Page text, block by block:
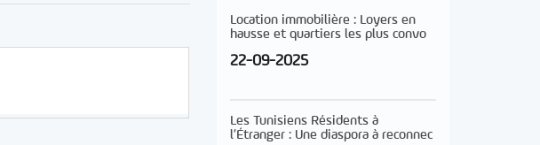
Location immobilière : Loyers en
hausse et quartiers les plus convo
22-09-2025
Les Tunisiens Résidents à
l’Étranger : Une diaspora à reconnec